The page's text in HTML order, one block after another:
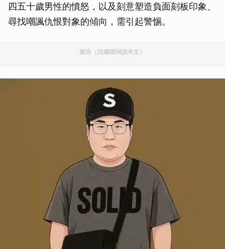
四五十歲男性的憤怒，以及刻意塑造負面刻板印象、
尋找嘲諷仇恨對象的傾向，需引起警惕。
廣告（請繼續閱讀本文）